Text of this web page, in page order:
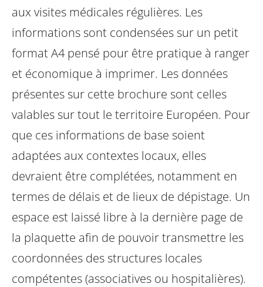
aux visites médicales régulières. Les
informations sont condensées sur un petit
format A4 pensé pour être pratique à ranger
et économique à imprimer. Les données
présentes sur cette brochure sont celles
valables sur tout le territoire Européen. Pour
que ces informations de base soient
adaptées aux contextes locaux, elles
devraient être complétées, notamment en
termes de délais et de lieux de dépistage. Un
espace est laissé libre à la dernière page de
la plaquette afin de pouvoir transmettre les
coordonnées des structures locales
compétentes (associatives ou hospitalières).